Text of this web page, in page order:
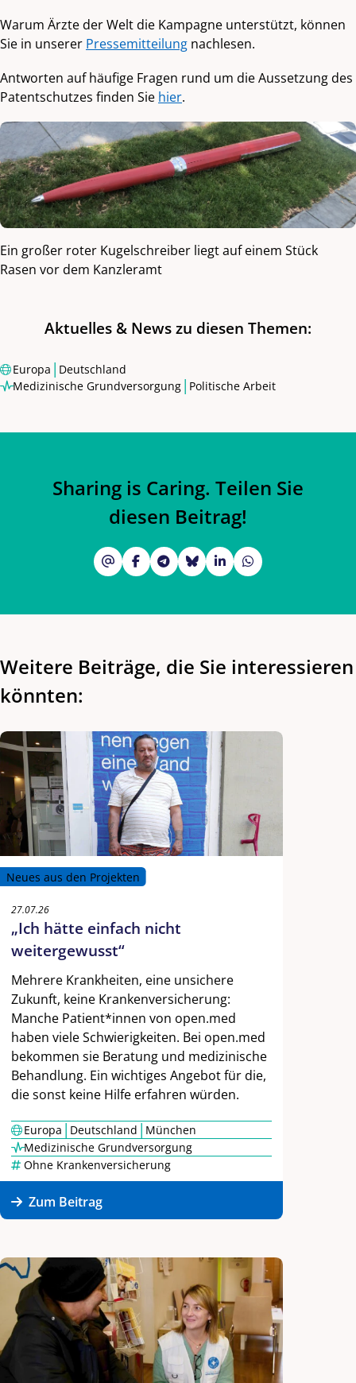
Warum Ärzte der Welt die Kampagne unterstützt, können
Sie in unserer Pressemitteilung nachlesen.
Antworten auf häufige Fragen rund um die Aussetzung des
Patentschutzes finden Sie hier.
Ein großer roter Kugelschreiber liegt auf einem Stück
Rasen vor dem Kanzleramt
Aktuelles & News zu diesen Themen:
Europa | Deutschland
Medizinische Grundversorgung | Politische Arbeit
Sharing is Caring. Teilen Sie
diesen Beitrag!
Weitere Beiträge, die Sie interessieren
könnten:
Neues aus den Projekten
27.07.26
„Ich hätte einfach nicht
weitergewusst“
Mehrere Krankheiten, eine unsichere
Zukunft, keine Krankenversicherung:
Manche Patient*innen von open.med
haben viele Schwierigkeiten. Bei open.med
bekommen sie Beratung und medizinische
Behandlung. Ein wichtiges Angebot für die,
die sonst keine Hilfe erfahren würden.
Europa|Deutschland|München
Medizinische Grundversorgung
Ohne Krankenversicherung
Zum Beitrag